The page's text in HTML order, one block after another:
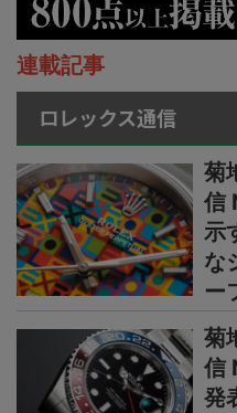
連載記事
ロレックス通信
菊
信
示
な
ー
菊
信
発